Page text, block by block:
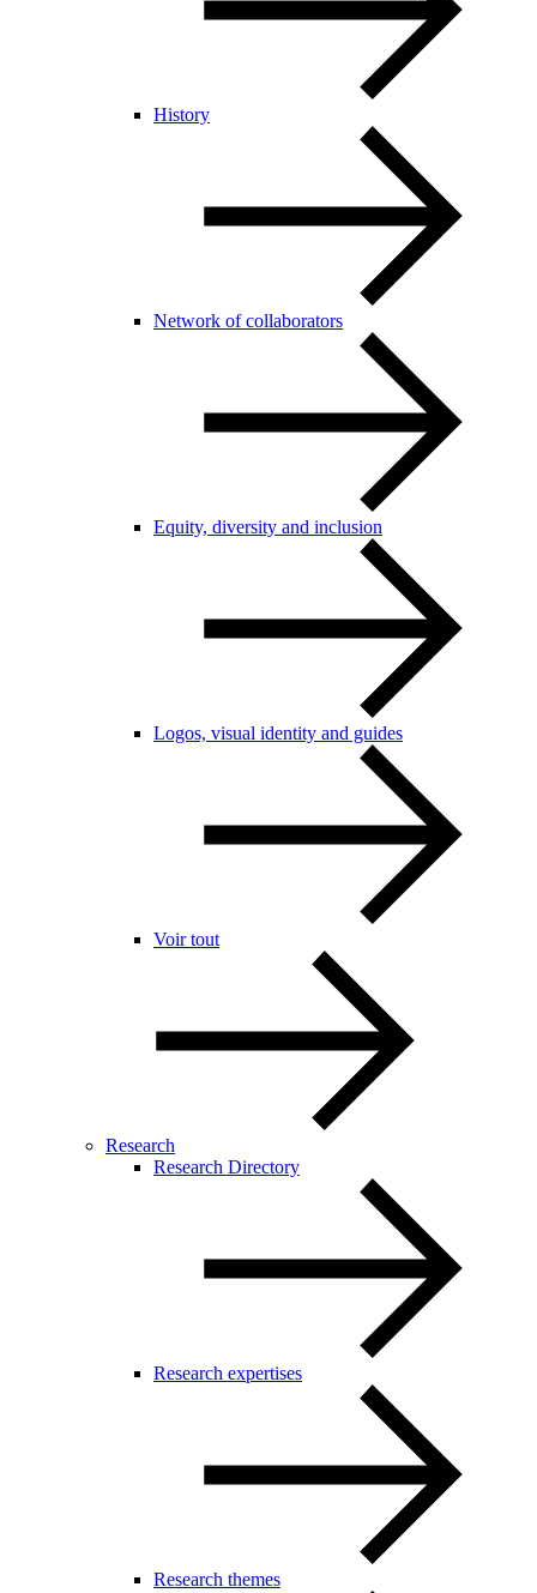
History
Network of collaborators
Equity, diversity and inclusion
Logos, visual identity and guides
Voir tout
Research
Research Directory
Research expertises
Research themes